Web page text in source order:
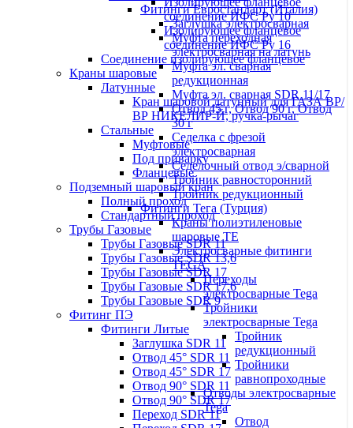
соединение ИФС Ру 10
Изолирующее фланцевое
соединение ИФС Ру 16
Соединение изолирующее фланцевое
Краны шаровые
Латунные
Кран шаровой латунный для ГАЗА ВР/
ВР НИКЕЛИР-Й, ручка-рычаг
Стальные
Муфтовые
Под приварку
Фланцевые
Подземный шаровый кран
Полный проход
Стандартный проход
Трубы Газовые
Трубы Газовые SDR 11
Трубы Газовые SDR 13,6
Трубы Газовые SDR 17
Трубы Газовые SDR 17,6
Трубы Газовые SDR 9
Фитинг ПЭ
Фитинги Литые
Заглушка SDR 11
Отвод 45° SDR 11
Отвод 45° SDR 17
Отвод 90° SDR 11
Отвод 90° SDR 17
Переход SDR 11
Фитинги Евростандарт (Италия)
Заглушка электросварная
Муфта переходная
электросварная на латунь
Муфта эл. cварная
редукционная
Муфта эл. сварная SDR 11/17
Отвод 45 г, Отвод 90 г, Отвод
30 г
Седелка с фрезой
электросварная
Седелочный отвод э/сварной
Тройник равносторонний
Тройник редукционный
Фитинги Тега (Турция)
Краны полиэтиленовые
шаровые TE
Электросварные фитинги
TEGA
Переходы
электросварные Tega
Тройники
электросварные Tega
Тройник
редукционный
Тройники
равнопроходные
Отводы электросварные
Tega
Отвод